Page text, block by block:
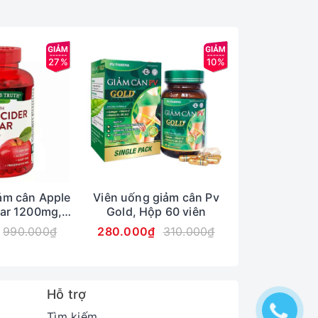
27%
cân Apple
1200mg,
viên
990.000₫
10%
Viên uống giảm cân Pv
Gold, Hộp 60 viên
280.000₫ 310.000₫
Hỗ trợ